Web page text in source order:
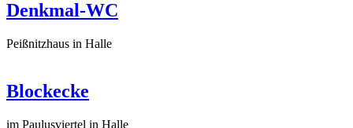
Denkmal-WC
Peißnitzhaus in Halle
Blockecke
im Paulusviertel in Halle